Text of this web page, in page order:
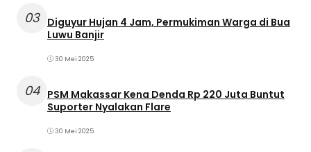
03 Diguyur Hujan 4 Jam, Permukiman Warga di Bua
Luwu Banjir
30 Mei 2025
04 PSM Makassar Kena Denda Rp 220 Juta Buntut
Suporter Nyalakan Flare
30 Mei 2025